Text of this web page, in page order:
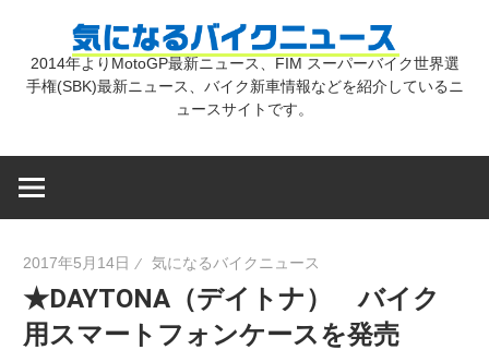
気
バ
2014年よりMotoGP最新ニュース、FIM スーパーバイク世界選
手権(SBK)最新ニュース、バイク新車情報などを紹介しているニ
ュースサイトです。
2017年5月14日 気になるバイクニュース
★DAYTONA（デイトナ） バイク
用スマートフォンケースを発売